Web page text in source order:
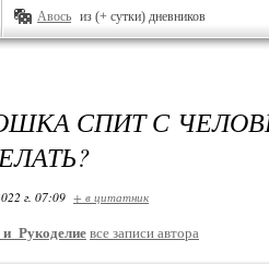
Авось из (+ сутки) дневников
СПИТ С
г. 07:09 + в цитатник
все записи автора